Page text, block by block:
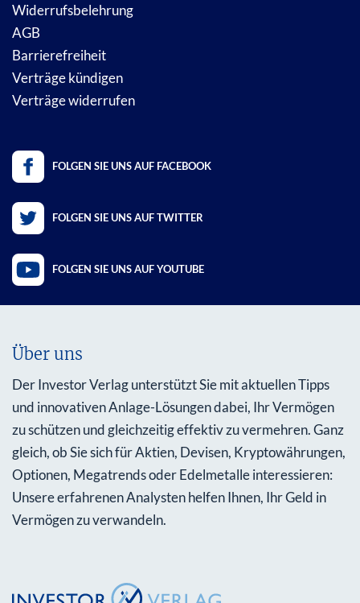
Widerrufsbelehrung
AGB
Barrierefreiheit
Verträge kündigen
Verträge widerrufen
FOLGEN SIE UNS AUF FACEBOOK
FOLGEN SIE UNS AUF TWITTER
FOLGEN SIE UNS AUF YOUTUBE
Über uns
Der Investor Verlag unterstützt Sie mit aktuellen Tipps
und innovativen Anlage-Lösungen dabei, Ihr Vermögen
zu schützen und gleichzeitig effektiv zu vermehren. Ganz
gleich, ob Sie sich für Aktien, Devisen, Kryptowährungen,
Optionen, Megatrends oder Edelmetalle interessieren:
Unsere erfahrenen Analysten helfen Ihnen, Ihr Geld in
Vermögen zu verwandeln.